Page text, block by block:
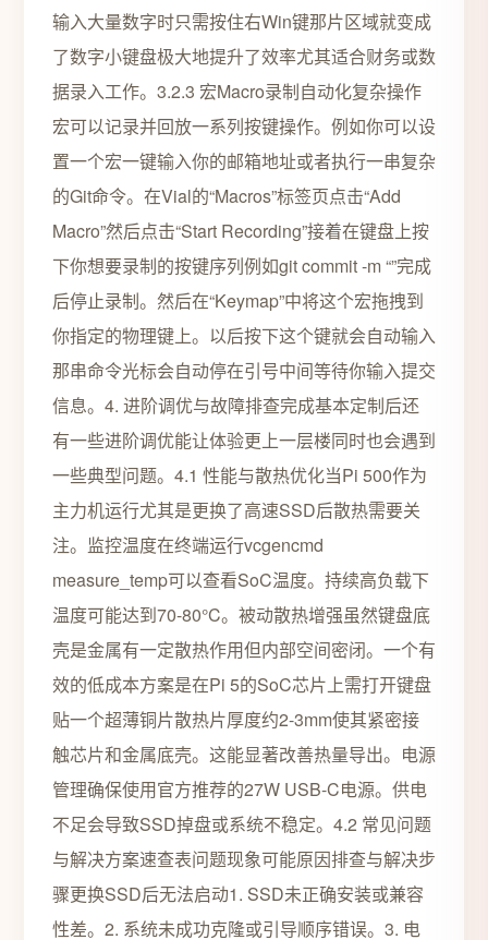
输入大量数字时只需按住右Win键那片区域就变成
了数字小键盘极大地提升了效率尤其适合财务或数
据录入工作。3.2.3 宏Macro录制自动化复杂操作
宏可以记录并回放一系列按键操作。例如你可以设
置一个宏一键输入你的邮箱地址或者执行一串复杂
的Git命令。在Vial的“Macros”标签页点击“Add
Macro”然后点击“Start Recording”接着在键盘上按
下你想要录制的按键序列例如git commit -m “”完成
后停止录制。然后在“Keymap”中将这个宏拖拽到
你指定的物理键上。以后按下这个键就会自动输入
那串命令光标会自动停在引号中间等待你输入提交
信息。4. 进阶调优与故障排查完成基本定制后还
有一些进阶调优能让体验更上一层楼同时也会遇到
一些典型问题。4.1 性能与散热优化当Pi 500作为
主力机运行尤其是更换了高速SSD后散热需要关
注。监控温度在终端运行vcgencmd
measure_temp可以查看SoC温度。持续高负载下
温度可能达到70-80°C。被动散热增强虽然键盘底
壳是金属有一定散热作用但内部空间密闭。一个有
效的低成本方案是在Pi 5的SoC芯片上需打开键盘
贴一个超薄铜片散热片厚度约2-3mm使其紧密接
触芯片和金属底壳。这能显著改善热量导出。电源
管理确保使用官方推荐的27W USB-C电源。供电
不足会导致SSD掉盘或系统不稳定。4.2 常见问题
与解决方案速查表问题现象可能原因排查与解决步
骤更换SSD后无法启动1. SSD未正确安装或兼容
性差。2. 系统未成功克隆或引导顺序错误。3. 电